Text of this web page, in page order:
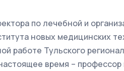
по лечебной и
новых медицинских
работе Тульского
время –